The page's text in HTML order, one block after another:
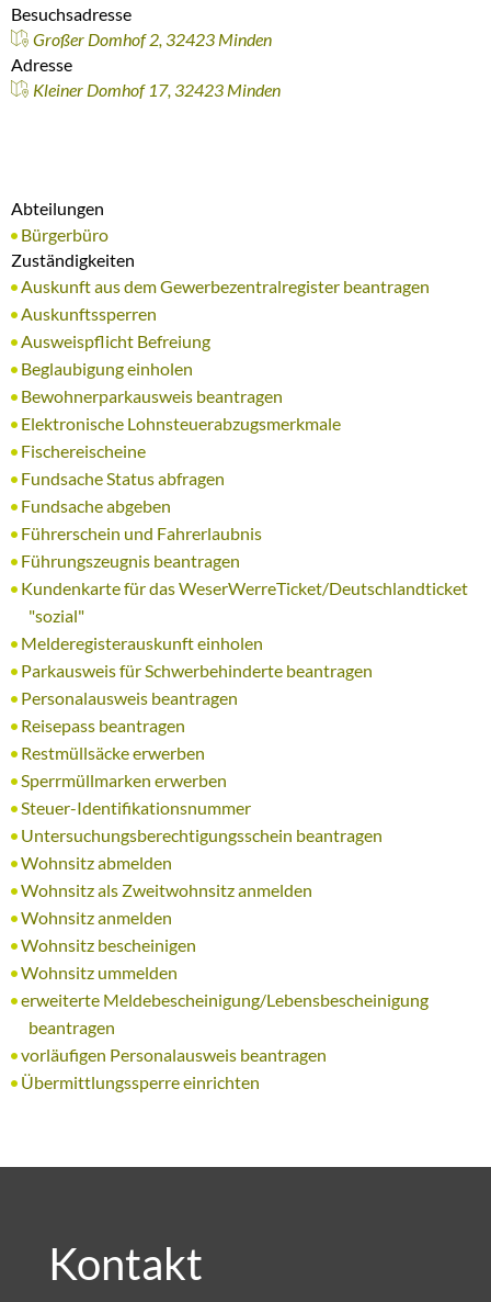
Besuchsadresse
Großer Domhof 2, 32423 Minden
Adresse
Kleiner Domhof 17, 32423 Minden
Abteilungen
Bürgerbüro
Zuständigkeiten
Auskunft aus dem Gewerbezentralregister beantragen
Auskunftssperren
Ausweispflicht Befreiung
Beglaubigung einholen
Bewohnerparkausweis beantragen
Elektronische Lohnsteuerabzugsmerkmale
Fischereischeine
Fundsache Status abfragen
Fundsache abgeben
Führerschein und Fahrerlaubnis
Führungszeugnis beantragen
Kundenkarte für das WeserWerreTicket/Deutschlandticket
"sozial"
Melderegisterauskunft einholen
Parkausweis für Schwerbehinderte beantragen
Personalausweis beantragen
Reisepass beantragen
Restmüllsäcke erwerben
Sperrmüllmarken erwerben
Steuer-Identifikationsnummer
Untersuchungsberechtigungsschein beantragen
Wohnsitz abmelden
Wohnsitz als Zweitwohnsitz anmelden
Wohnsitz anmelden
Wohnsitz bescheinigen
Wohnsitz ummelden
erweiterte Meldebescheinigung/Lebensbescheinigung
beantragen
vorläufigen Personalausweis beantragen
Übermittlungssperre einrichten
Kontakt